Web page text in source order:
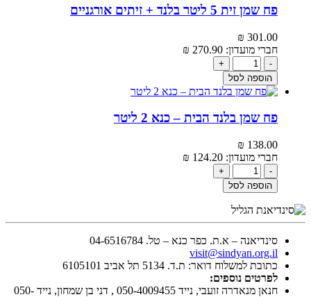
פח שמן זית 5 ליטר בלנד + זיתים אורגניים
₪ 301.00‬
חברי מועדון:
₪ 270.90‬
-
+
הוספה לסל
פח שמן בלנד הבית – כנא 2 ליטר
₪ 138.00‬
חברי מועדון:
₪ 124.20‬
-
+
הוספה לסל
סינדיאנה – א.ת. כפר כנא – טל. 04-6516784
visit@sindyan.org.il
כתובת למשלוח דואר: ת.ד. 5134 תל אביב 6105101
לפרטים נוספים:
חנאן מנאדרה זועבי, נייד 050-4009455 , דני בן שמחון, נייד 050-